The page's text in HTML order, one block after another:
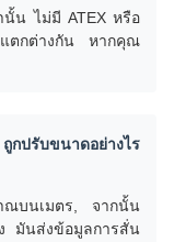
นั้น ไม่มี ATEX หรือ
แตกต่างกัน หากคุณ
ปรับขนาดอย่างไร
บนเมตร, จากนั้น
มันส่งข้อมูลการสั่น